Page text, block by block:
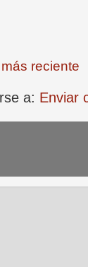
reciente
a: Enviar